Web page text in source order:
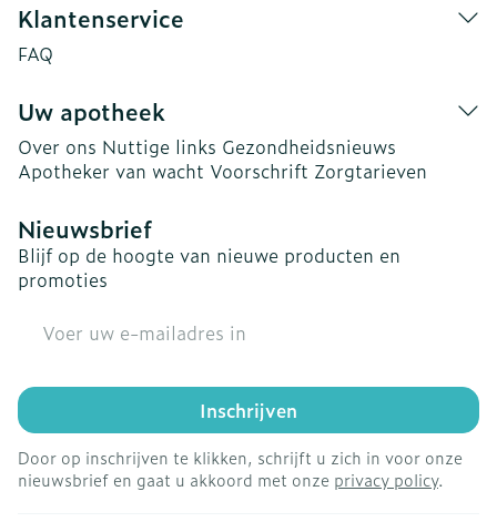
Klantenservice
FAQ
Uw apotheek
Over ons Nuttige links Gezondheidsnieuws
Apotheker van wacht Voorschrift Zorgtarieven
Nieuwsbrief
Blijf op de hoogte van nieuwe producten en
promoties
Inschrijven
Door op inschrijven te klikken, schrijft u zich in voor onze
nieuwsbrief en gaat u akkoord met onze privacy policy.